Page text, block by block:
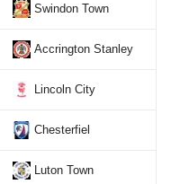
Swindon Town
Accrington Stanley
Lincoln City
Chesterfiel
Luton Town